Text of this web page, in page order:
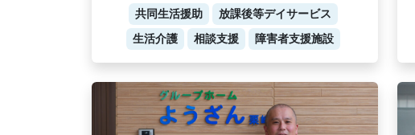
共同生活援助
放課後等デイサービス
生活介護
相談支援 障害者支援施設